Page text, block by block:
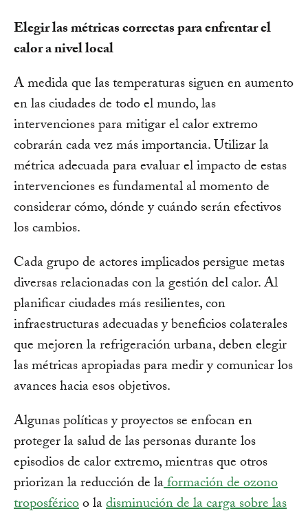
Elegir las métricas correctas para enfrentar el
calor a nivel local
A medida que las temperaturas siguen en aumento
en las ciudades de todo el mundo, las
intervenciones para mitigar el calor extremo
cobrarán cada vez más importancia. Utilizar la
métrica adecuada para evaluar el impacto de estas
intervenciones es fundamental al momento de
considerar cómo, dónde y cuándo serán efectivos
los cambios.
Cada grupo de actores implicados persigue metas
diversas relacionadas con la gestión del calor. Al
planificar ciudades más resilientes, con
infraestructuras adecuadas y beneficios colaterales
que mejoren la refrigeración urbana, deben elegir
las métricas apropiadas para medir y comunicar los
avances hacia esos objetivos.
Algunas políticas y proyectos se enfocan en
proteger la salud de las personas durante los
episodios de calor extremo, mientras que otros
priorizan la reducción de laformación de ozono
troposféricoo ladisminución de la carga sobre las